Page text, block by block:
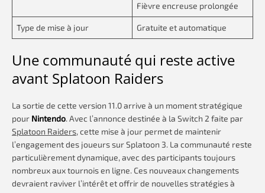
Fièvre encreuse prolongée
Type de mise à jour Gratuite et automatique
Une communauté qui reste active
avant Splatoon Raiders
La sortie de cette version 11.0 arrive à un moment stratégique
pour Nintendo. Avec l’annonce destinée à la Switch 2 faite par
Splatoon Raiders, cette mise à jour permet de maintenir
l’engagement des joueurs sur Splatoon 3. La communauté reste
particulièrement dynamique, avec des participants toujours
nombreux aux tournois en ligne. Ces nouveaux changements
devraient raviver l’intérêt et offrir de nouvelles stratégies à